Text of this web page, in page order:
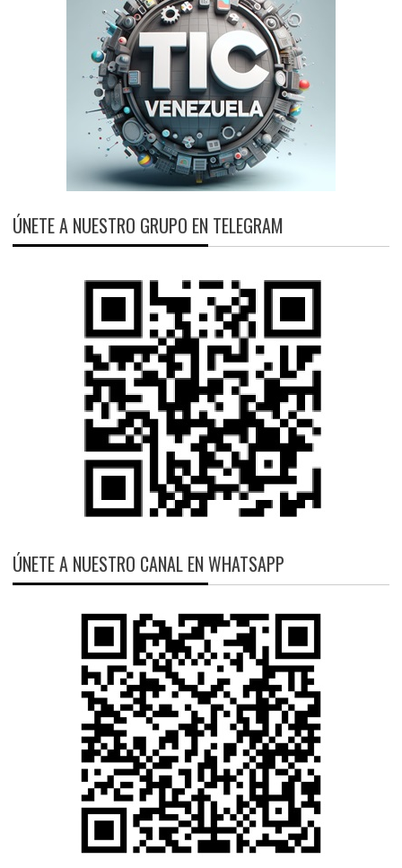
ÚNETE A NUESTRO GRUPO EN TELEGRAM
ÚNETE A NUESTRO CANAL EN WHATSAPP